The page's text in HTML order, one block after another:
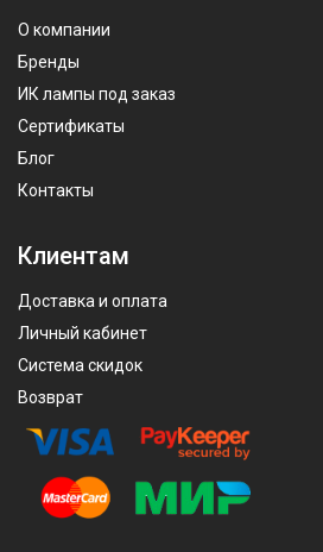
О компании
Бренды
ИК лампы под заказ
Сертификаты
Блог
Контакты
Клиентам
Доставка и оплата
Личный кабинет
Система скидок
Возврат